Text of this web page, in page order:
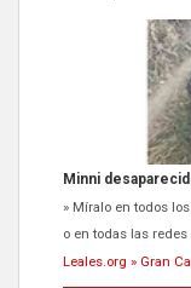
Minni
» Míralo en todos
o en todas las
Leales.org » Gran